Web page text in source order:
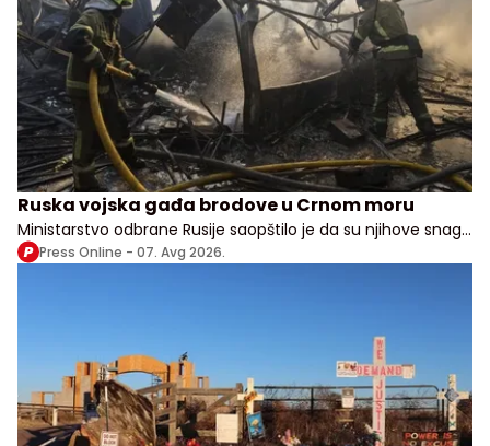
Ruska vojska gađa brodove u Crnom moru
Ministarstvo odbrane Rusije saopštilo je da su njihove snage
izvele udare na vojne, transportne i logističke objekte u više
Press Online - 07. Avg 2026.